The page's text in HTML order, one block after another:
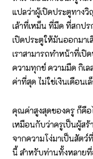
แปลว่าผู้เปิดประตูทาง
เล้าที่เหม็น ที่มืด ที่สกป
เปิดประตูให้มันออกมา
เราสามารถทำหน้าที่เปิ
ความทุกข์ ความมืด กิเ
ค่าที่สุด ไม่ใช่เงินเดือน
คุณค่าสูงสุดของครู ก็คือ
เหมือนกับว่าครูเป็นผู้ส
จากความโง่มาเป็นสัต
นี้ สำหรับท่านทั้งหลาย